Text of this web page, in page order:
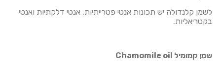
לשמן קלנדולה יש תכונות אנטי פטרייתיות, אנטי דלקתיות ואנטי
בקטריאליות.
שמן קמומילChamomile oil